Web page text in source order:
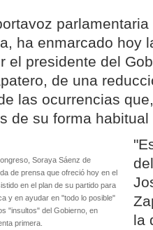
parlamentaria
ha enmarcado hoy
el presidente del
de una
las ocurrencias
de su forma habitual
Soraya Sáenz de
de prensa que ofreció hoy en el
en el plan de su partido para
y en ayudar en "todo lo posible"
"insultos" del Gobierno, en
primera.
la